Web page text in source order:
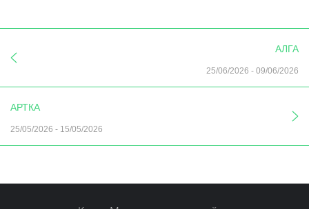
АЛГА
25/06/2026 - 09/06/2026
АРТКА
25/05/2026 - 15/05/2026